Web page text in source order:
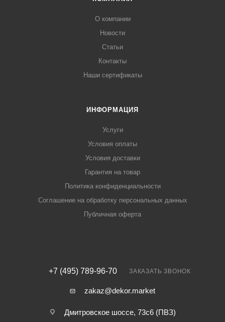
О компании
Новости
Статьи
Контакты
Наши сертификаты
ИНФОРМАЦИЯ
Услуги
Условия оплаты
Условия доставки
Гарантия на товар
Политика конфиденциальности
Соглашение на обработку персональных данных
Публичная оферта
+7 (495) 789-96-70 ЗАКАЗАТЬ ЗВОНОК
zakaz@dekor.market
Дмитровское шоссе, 73с6 (ПВЗ)